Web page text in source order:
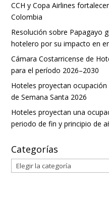
CCH y Copa Airlines
Colombia
Resolución sobre Papagayo
hotelero por su impacto en
Cámara Costarricense de
para el período 2026–2030
Hoteles proyectan
de Semana Santa 2026
Hoteles proyectan una
periodo de fin y principio de
Categorías
Categorías